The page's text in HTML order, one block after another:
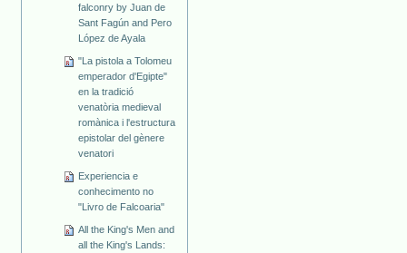
falconry by Juan de
Sant Fagún and Pero
López de Ayala
"La pistola a Tolomeu
emperador d'Egipte"
en la tradició
venatòria medieval
romànica i l'estructura
epistolar del gènere
venatori
Experiencia e
conhecimento no
"Livro de Falcoaria"
All the King's Men and
all the King's Lands: